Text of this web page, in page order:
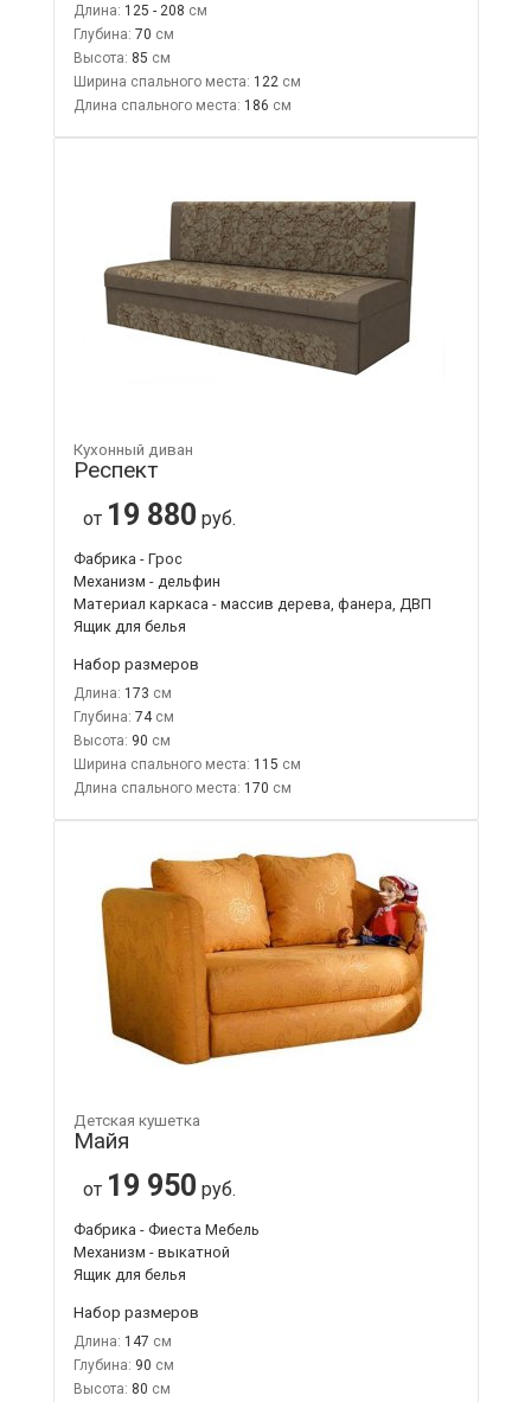
Длина: 125 - 208
Глубина: 70
Высота: 85
Ширина спального места: 122
Длина спального места: 186
Кухонный диван
Респект
от 19 880 руб.
Фабрика - Грос
Механизм - дельфин
Материал каркаса - массив дерева, фанера, ДВП
Ящик для белья
Набор размеров
Длина: 173
Глубина: 74
Высота: 90
Ширина спального места: 115
Длина спального места: 170
Детская кушетка
Майя
от 19 950 руб.
Фабрика - Фиеста Мебель
Механизм - выкатной
Ящик для белья
Набор размеров
Длина: 147
Глубина: 90
Высота: 80